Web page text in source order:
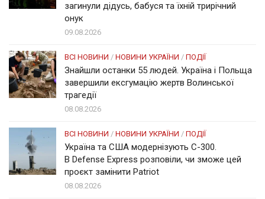
загинули дідусь, бабуся та їхній трирічний
онук
09.08.2026
ВСІ НОВИНИ / НОВИНИ УКРАЇНИ / ПОДІЇ
Знайшли останки 55 людей. Україна і Польща
завершили ексгумацію жертв Волинської
трагедії
08.08.2026
ВСІ НОВИНИ / НОВИНИ УКРАЇНИ / ПОДІЇ
Україна та США модернізують С-300.
В Defense Express розповіли, чи зможе цей
проєкт замінити Patriot
08.08.2026